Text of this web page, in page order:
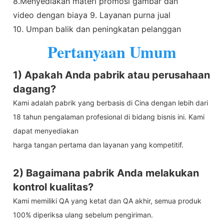
video dengan biaya 9. Layanan purna jual
10. Umpan balik dan peningkatan pelanggan
Pertanyaan Umum
1) Apakah Anda pabrik atau perusahaan
dagang?
Kami adalah pabrik yang berbasis di Cina dengan lebih dari
18 tahun pengalaman profesional di bidang bisnis ini. Kami
dapat menyediakan
harga tangan pertama dan layanan yang kompetitif.
2) Bagaimana pabrik Anda melakukan
kontrol kualitas?
Kami memiliki QA yang ketat dan QA akhir, semua produk
100% diperiksa ulang sebelum pengiriman.